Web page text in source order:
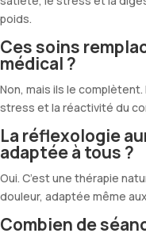
poids.
Ces soins
médical ?
Non, mais ils le
stress et la réactivité du
La réflexologie
adaptée à tous ?
Oui. C’est une thérapie
douleur, adaptée même
Combien de